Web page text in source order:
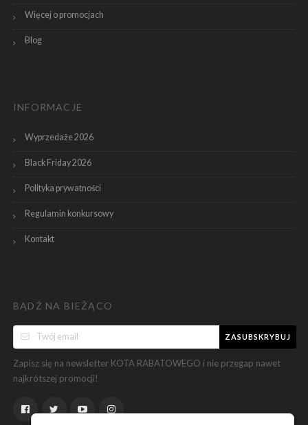
Więcej o promocjach
Blog
INFORMACJE
Wyprzedaże 2026
Black Friday 2026
Polityka prywatności
Regulamin konkursowy
Kontakt
BĄDŹ NA BIEŻĄCO
ZASUBSKRYBUJ
Zapisz się na newsletter KOTA RABATOWEGO i nie przegap nawet
najkrótszej promocji!